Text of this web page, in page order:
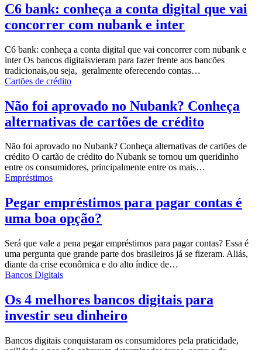
C6 bank: conheça a conta digital que vai
concorrer com nubank e inter
C6 bank: conheça a conta digital que vai concorrer com nubank e
interOs bancos digitaisvieram para fazer frente aos bancões
tradicionais,ou seja, geralmente oferecendo contas…
Cartões de crédito
Não foi aprovado no Nubank? Conheça
alternativas de cartões de crédito
Não foi aprovado no Nubank? Conheça alternativas de cartões de
crédito O cartão de crédito do Nubank se tornou um queridinho
entre os consumidores, principalmente entre os mais…
Empréstimos
Pegar empréstimos para pagar contas é
uma boa opção?
Será que vale a pena pegar empréstimos para pagar contas? Essa é
uma pergunta que grande parte dos brasileiros já se fizeram. Aliás,
diante da crise econômica e do alto índice de…
Bancos Digitais
Os 4 melhores bancos digitais para
investir seu dinheiro
Bancos digitais conquistaram os consumidores pela praticidade,